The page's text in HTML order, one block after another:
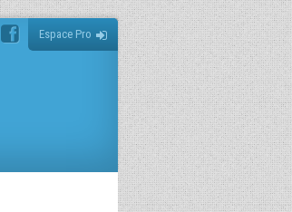
Espace Pro